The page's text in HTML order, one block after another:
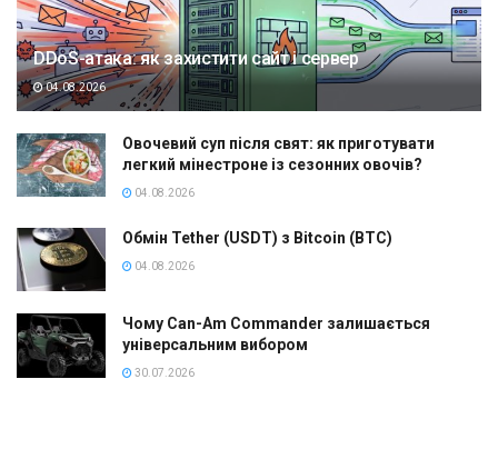
DDoS-атака: як захистити сайт і сервер
04.08.2026
Овочевий суп після свят: як приготувати
легкий мінестроне із сезонних овочів?
04.08.2026
Обмін Tether (USDT) з Bitcoin (BTC)
04.08.2026
Чому Can-Am Commander залишається
універсальним вибором
30.07.2026